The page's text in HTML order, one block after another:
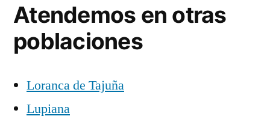
Atendemos en otras
poblaciones
Loranca de Tajuña
Lupiana